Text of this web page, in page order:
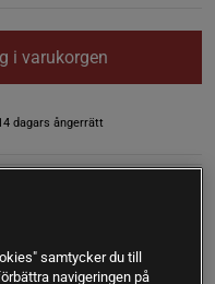
i varukorgen
dagars ångerrätt
är ett kosttillskott från
samtycker du till
navigeringen på